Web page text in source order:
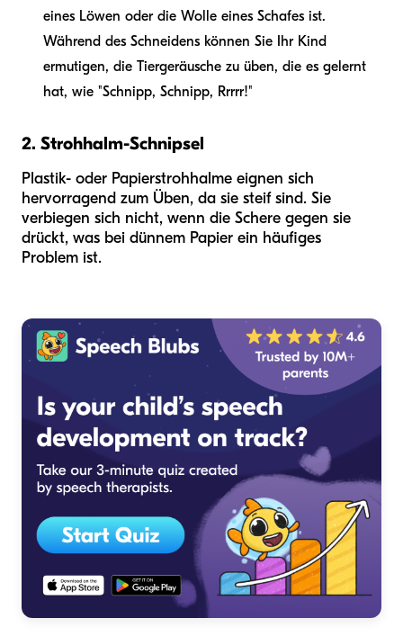
eines Löwen oder die Wolle eines Schafes ist.
Während des Schneidens können Sie Ihr Kind
ermutigen, die Tiergeräusche zu üben, die es gelernt
hat, wie "Schnipp, Schnipp, Rrrrr!"
2. Strohhalm-Schnipsel
Plastik- oder Papierstrohhalme eignen sich
hervorragend zum Üben, da sie steif sind. Sie
verbiegen sich nicht, wenn die Schere gegen sie
drückt, was bei dünnem Papier ein häufiges
Problem ist.